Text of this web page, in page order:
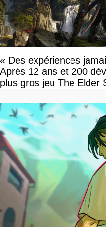
« Des expériences
Après 12 ans et 200
plus gros jeu The Elder